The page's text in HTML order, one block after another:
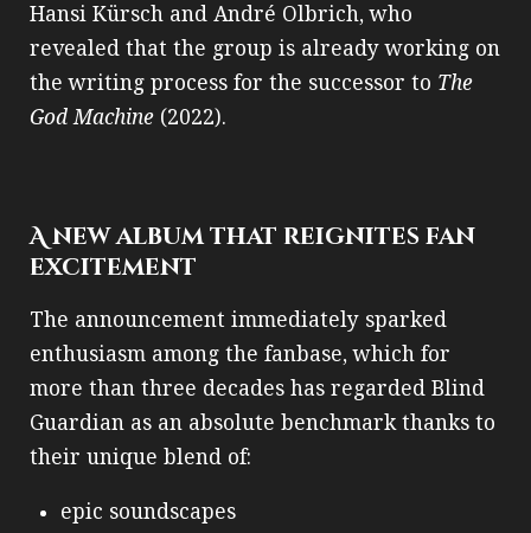
Hansi Kürsch and André Olbrich, who
revealed that the group is already working on
the writing process for the successor to The
God Machine (2022).
A new album that reignites fan
excitement
The announcement immediately sparked
enthusiasm among the fanbase, which for
more than three decades has regarded Blind
Guardian as an absolute benchmark thanks to
their unique blend of:
epic soundscapes